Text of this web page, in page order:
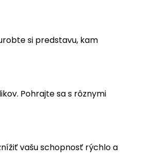
si predstavu, kam
Pohrajte sa s rôznymi
vašu schopnosť rýchlo a